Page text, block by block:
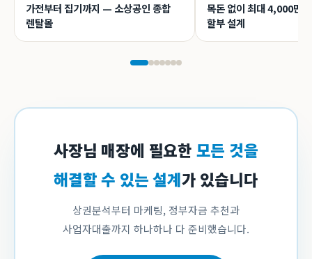
가전부터 집기까지 — 소상공인 종합
렌탈몰
목돈 없이 최대 4,000만
할부 설계
사장님 매장에 필요한 모든 것을
해결할 수 있는 설계가 있습니다
상권분석부터 마케팅, 정부자금 추천과
사업자대출까지 하나하나 다 준비했습니다.